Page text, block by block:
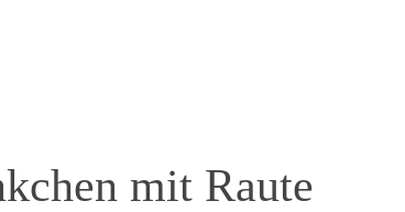
mit Raute